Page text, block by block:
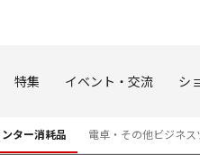
特集 イベント・交流 シ
ター消耗品 電卓・その他ビジネス